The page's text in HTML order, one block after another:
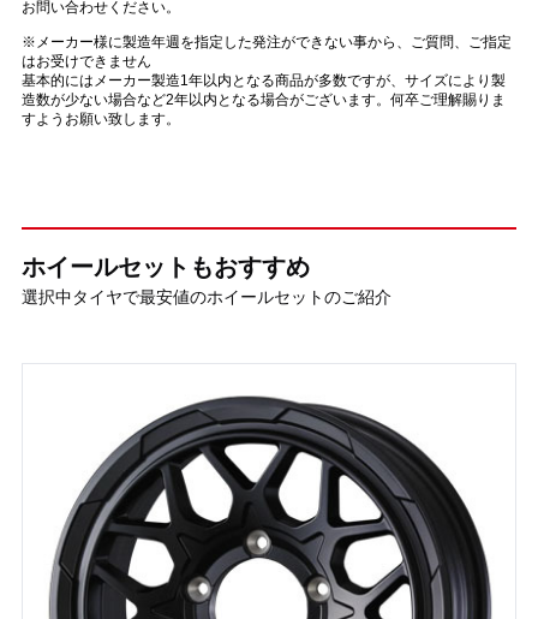
お問い合わせください。
※メーカー様に製造年週を指定した発注ができない事から、ご質問、ご指定
はお受けできません
基本的にはメーカー製造1年以内となる商品が多数ですが、サイズにより製
造数が少ない場合など2年以内となる場合がございます。何卒ご理解賜りま
すようお願い致します。
ホイールセットもおすすめ
選択中タイヤで最安値のホイールセットのご紹介